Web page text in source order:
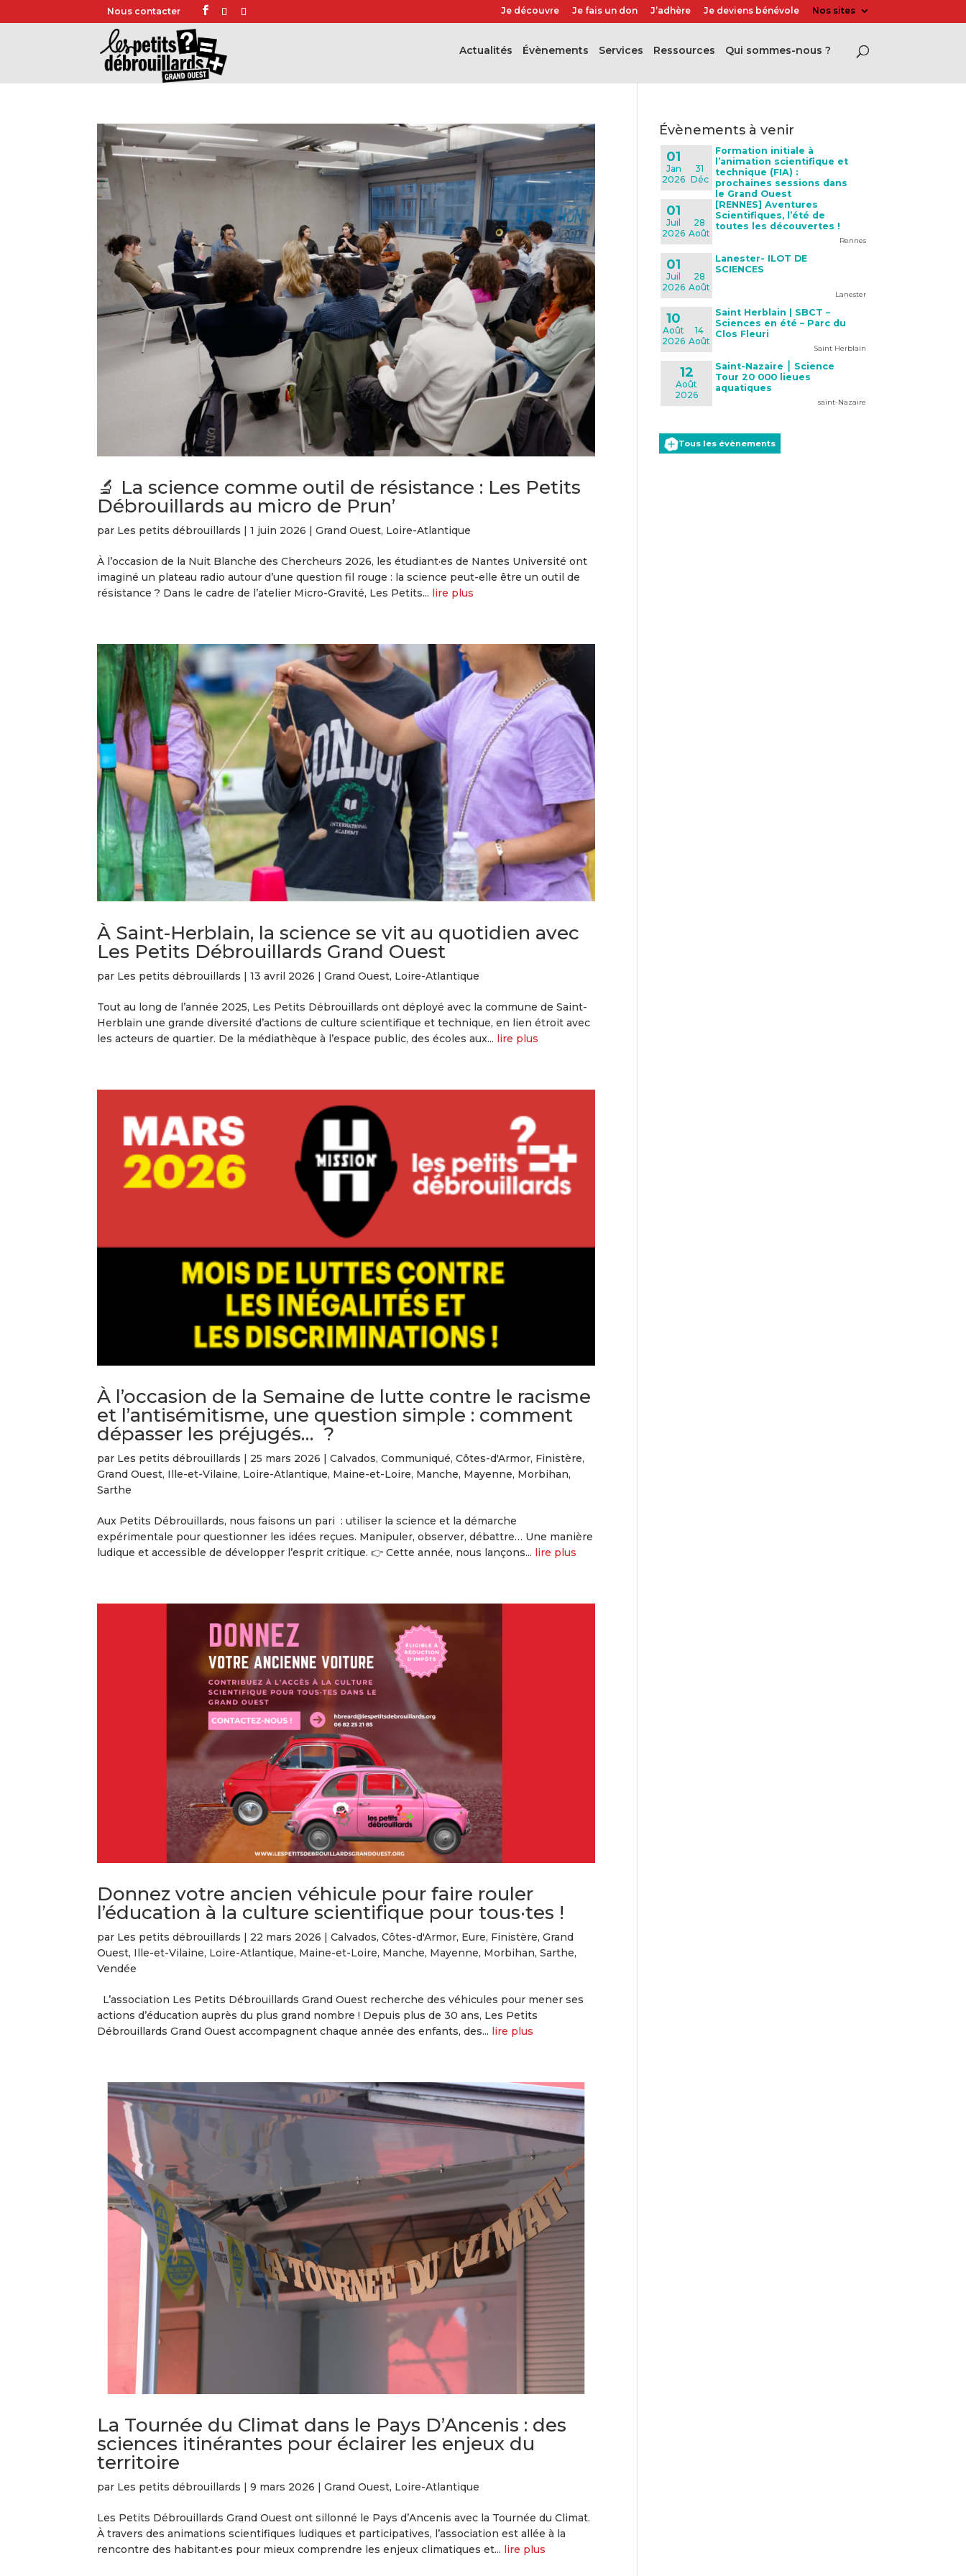
Nous contacter Je découvre Je fais un don J’adhère Je deviens bénévole Nos sites
Actualités évènements Services Ressources Qui sommes-nous ?
🔬 La science comme outil de résistance : Les Petits
Débrouillards au micro de Prun’
par Les petits débrouillards 1 juin 2026 Grand Ouest, Loire-Atlantique
À l’occasion de la Nuit Blanche des Chercheurs 2026, les étudiant·es de Nantes Université ont
imaginé un plateau radio autour d’une question fil rouge : la science peut-elle être un outil de
résistance ? Dans le cadre de l’atelier Micro-Gravité, Les Petits... lire plus
À Saint-Herblain, la science se vit au quotidien avec
Les Petits Débrouillards Grand Ouest
par Les petits débrouillards | 13 avril 2026 | Grand Ouest, Loire-Atlantique
Tout au long de l’année 2025, Les Petits Débrouillards ont déployé avec la commune de Saint-
Herblain une grande diversité d’actions de culture scientifique et technique, en lien étroit avec
les acteurs de quartier. De la médiathèque à l’espace public, des écoles aux... lire plus
À l’occasion de la Semaine de lutte contre le racisme
et l’antisémitisme, une question simple : comment
dépasser les préjugés… ?
par Les petits débrouillards 25 mars 2026 Calvados, Communiqué, Côtes-d'Armor, Finistère,
Grand Ouest, Ille-et-Vilaine, Loire-Atlantique, Maine-et-Loire, Manche, Mayenne, Morbihan,
Sarthe
Aux Petits Débrouillards, nous faisons un pari : utiliser la science et la démarche
expérimentale pour questionner les idées reçues. Manipuler, observer, débattre… Une manière
ludique et accessible de développer l’esprit critique. 👉 Cette année, nous lançons... lire plus
Donnez votre ancien véhicule pour faire rouler
l’éducation à la culture scientifique pour tous·tes !
par Les petits débrouillards | 22 mars 2026 | Calvados, Côtes-d'Armor, Eure, Finistère, Grand
Ouest, Ille-et-Vilaine, Loire-Atlantique, Maine-et-Loire, Manche, Mayenne, Morbihan, Sarthe,
Vendée
L’association Les Petits Débrouillards Grand Ouest recherche des véhicules pour mener ses
actions d’éducation auprès du plus grand nombre ! Depuis plus de 30 ans, Les Petits
Débrouillards Grand Ouest accompagnent chaque année des enfants, des... lire plus
La Tournée du Climat dans le Pays D’Ancenis : des
sciences itinérantes pour éclairer les enjeux du
territoire
par Les petits débrouillards | 9 mars 2026 | Grand Ouest, Loire-Atlantique
Les Petits Débrouillards Grand Ouest ont sillonné le Pays d’Ancenis avec la Tournée du Climat.
À travers des animations scientifiques ludiques et participatives, l’association est allée à la
rencontre des habitant·es pour mieux comprendre les enjeux climatiques et... lire plus
évènements à venir
01
Jan
2026
31
Déc
Formation initiale à
l’animation scientifique et
technique (FIA) :
prochaines sessions dans
le Grand Ouest
01
Juil
2026
28
Août
[RENNES] Aventures
Scientifiques, l’été de
toutes les découvertes !
Rennes
01
Juil
2026
28
Août
Lanester- ILOT DE
SCIENCES
Lanester
10
Août
2026
14
Août
Saint Herblain | SBCT –
Sciences en été – Parc du
Clos Fleuri
Saint Herblain
12
Août
2026
Saint-Nazaire ⎮ Science
Tour 20 000 lieues
aquatiques
saint-Nazaire
Tous les évènements